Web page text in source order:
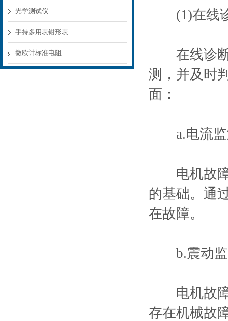
光学测试仪
手持多用表钳形表
微欧计标准电阻
(1)在线
在线诊断
测，并及时
面：
a.电流监
电机故障
的基础。通
在故障。
b.震动监
电机故障
存在机械故